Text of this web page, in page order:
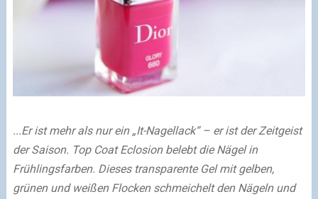
...Er ist mehr als nur ein „It-Nagellack“ – er ist der Zeitgeist
der Saison. Top Coat Eclosion belebt die Nägel in
Frühlingsfarben. Dieses transparente Gel mit gelben,
grünen und weißen Flocken schmeichelt den Nägeln und